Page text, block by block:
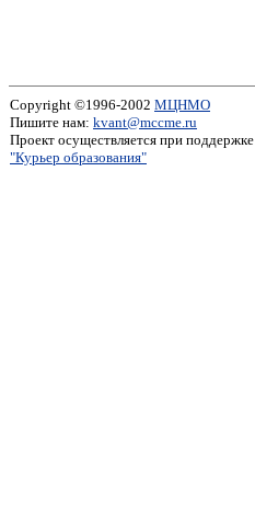
Copyright ©1996-2002 МЦНМО
Пишите нам: kvant@mccme.ru
Проект осуществляется при поддержке
"Курьер образования"